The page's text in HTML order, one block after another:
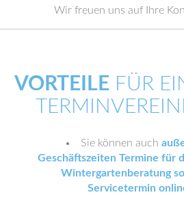
Wir freuen uns auf Ihre
VORTEILE FÜR
Sie können auch
Geschäftszeiten Termine für
Wintergartenberatung
Servicetermin